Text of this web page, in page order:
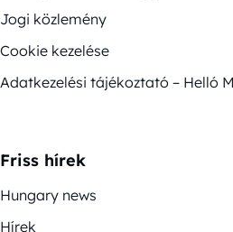
Jogi közlemény
Cookie kezelése
Adatkezelési tájékoztató – Helló
Friss hírek
Hungary news
Hírek